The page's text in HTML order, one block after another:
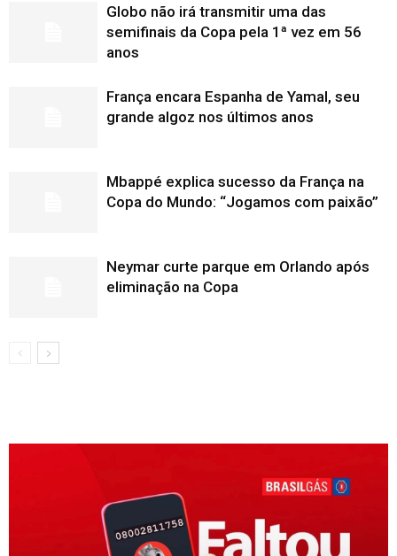
Globo não irá transmitir uma das
semifinais da Copa pela 1ª vez em 56
anos
França encara Espanha de Yamal, seu
grande algoz nos últimos anos
Mbappé explica sucesso da França na
Copa do Mundo: “Jogamos com paixão”
Neymar curte parque em Orlando após
eliminação na Copa